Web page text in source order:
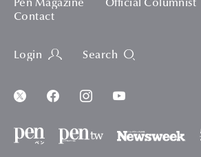
Pen Magazine Official Columnist
Contact
Login Search